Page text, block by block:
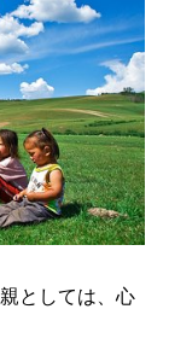
としては、心